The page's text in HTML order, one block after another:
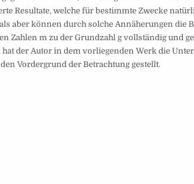
Resultate, welche für bestimmte Zwecke
aber können durch solche Annäherungen die
Zahlen m zu der Grundzahl g vollständig und
der Autor in dem vorliegenden Werk die
Vordergrund der Betrachtung gestellt.